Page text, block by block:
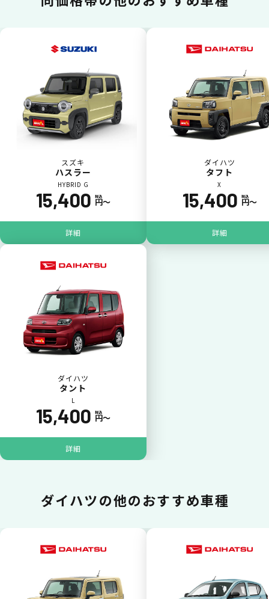
カードで支払い
普段のお買い物同様、お車の月々利用料をカ
ード払いが可能です。
一括払いが可能
いままで難しかったカーリースの利用料金を
一括（一回）払いで可能。
ポイントが貯まる
イントが貯まります。
スズキ
ハスラー
HYBRID G
15,400 税込
円〜
詳細
ダイハツ
タフト
X
15,400 税込
円〜
詳細
ダイハツ
タント
L
15,400 税込
円〜
詳細
ダイハツの他のおすすめ車種